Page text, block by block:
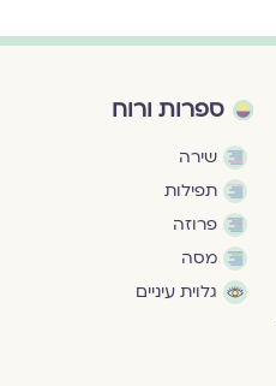
ספרות ורוח
שירה
תפילות
פרוזה
מסה
גלוית עיניים